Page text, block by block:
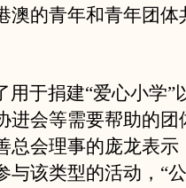
澳的青年和青年团体
于捐建“爱心小学”
进会等需要帮助的团
总会理事的庞龙表示
与该类型的活动，“